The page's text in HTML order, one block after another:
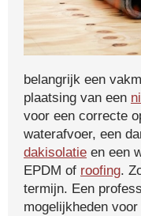
belangrijk een
plaatsing van een
voor een correcte
waterafvoer, een
dakisolatie en een
EPDM of roofing.
termijn. Een
mogelijkheden